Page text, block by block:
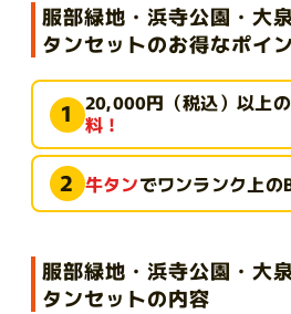
服部緑地・浜寺公園・大
タンセットのお得なポイ
1 20,000円（税込）以上
料！
2 牛タンでワンランク上の
服部緑地・浜寺公園・大
タンセットの内容